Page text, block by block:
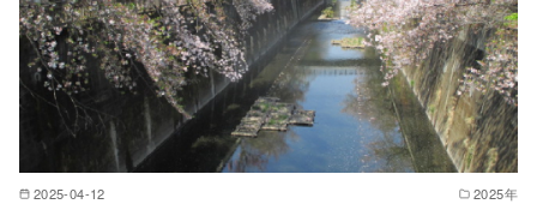
2025-04-12 2025年